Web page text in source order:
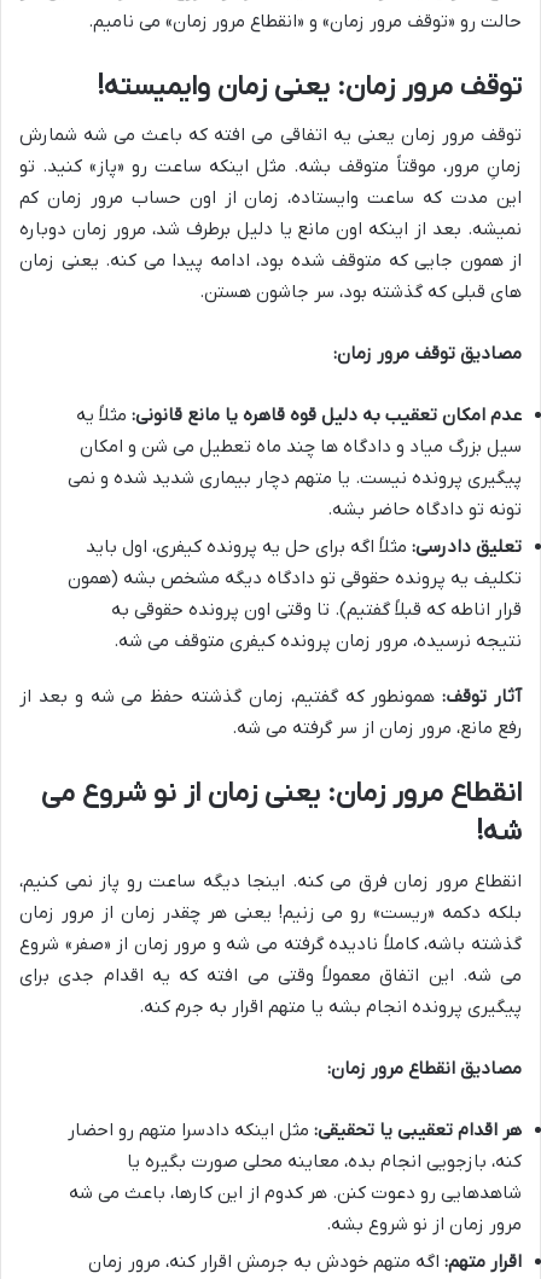
حالت رو «توقف مرور زمان» و «انقطاع مرور زمان» می نامیم.
توقف مرور زمان: یعنی زمان وایمیسته!
توقف مرور زمان یعنی یه اتفاقی می افته که باعث می شه شمارش
زمانِ مرور، موقتاً متوقف بشه. مثل اینکه ساعت رو «پاز» کنید. تو
این مدت که ساعت وایستاده، زمان از اون حساب مرور زمان کم
نمیشه. بعد از اینکه اون مانع یا دلیل برطرف شد، مرور زمان دوباره
از همون جایی که متوقف شده بود، ادامه پیدا می کنه. یعنی زمان
های قبلی که گذشته بود، سر جاشون هستن.
مصادیق توقف مرور زمان:
عدم امکان تعقیب به دلیل قوه قاهره یا مانع قانونی: مثلاً یه
سیل بزرگ میاد و دادگاه ها چند ماه تعطیل می شن و امکان
پیگیری پرونده نیست. یا متهم دچار بیماری شدید شده و نمی
تونه تو دادگاه حاضر بشه.
تعلیق دادرسی: مثلاً اگه برای حل یه پرونده کیفری، اول باید
تکلیف یه پرونده حقوقی تو دادگاه دیگه مشخص بشه (همون
قرار اناطه که قبلاً گفتیم). تا وقتی اون پرونده حقوقی به
نتیجه نرسیده، مرور زمان پرونده کیفری متوقف می شه.
آثار توقف:همونطور که گفتیم، زمان گذشته حفظ می شه و بعد از
رفع مانع، مرور زمان از سر گرفته می شه.
انقطاع مرور زمان: یعنی زمان از نو شروع می
شه!
انقطاع مرور زمان فرق می کنه. اینجا دیگه ساعت رو پاز نمی کنیم،
بلکه دکمه «ریست» رو می زنیم! یعنی هر چقدر زمان از مرور زمان
گذشته باشه، کاملاً نادیده گرفته می شه و مرور زمان از «صفر» شروع
می شه. این اتفاق معمولاً وقتی می افته که یه اقدام جدی برای
پیگیری پرونده انجام بشه یا متهم اقرار به جرم کنه.
مصادیق انقطاع مرور زمان:
هر اقدام تعقیبی یا تحقیقی: مثل اینکه دادسرا متهم رو احضار
کنه، بازجویی انجام بده، معاینه محلی صورت بگیره یا
شاهدهایی رو دعوت کنن. هر کدوم از این کارها، باعث می شه
مرور زمان از نو شروع بشه.
اقرار متهم: اگه متهم خودش به جرمش اقرار کنه، مرور زمان